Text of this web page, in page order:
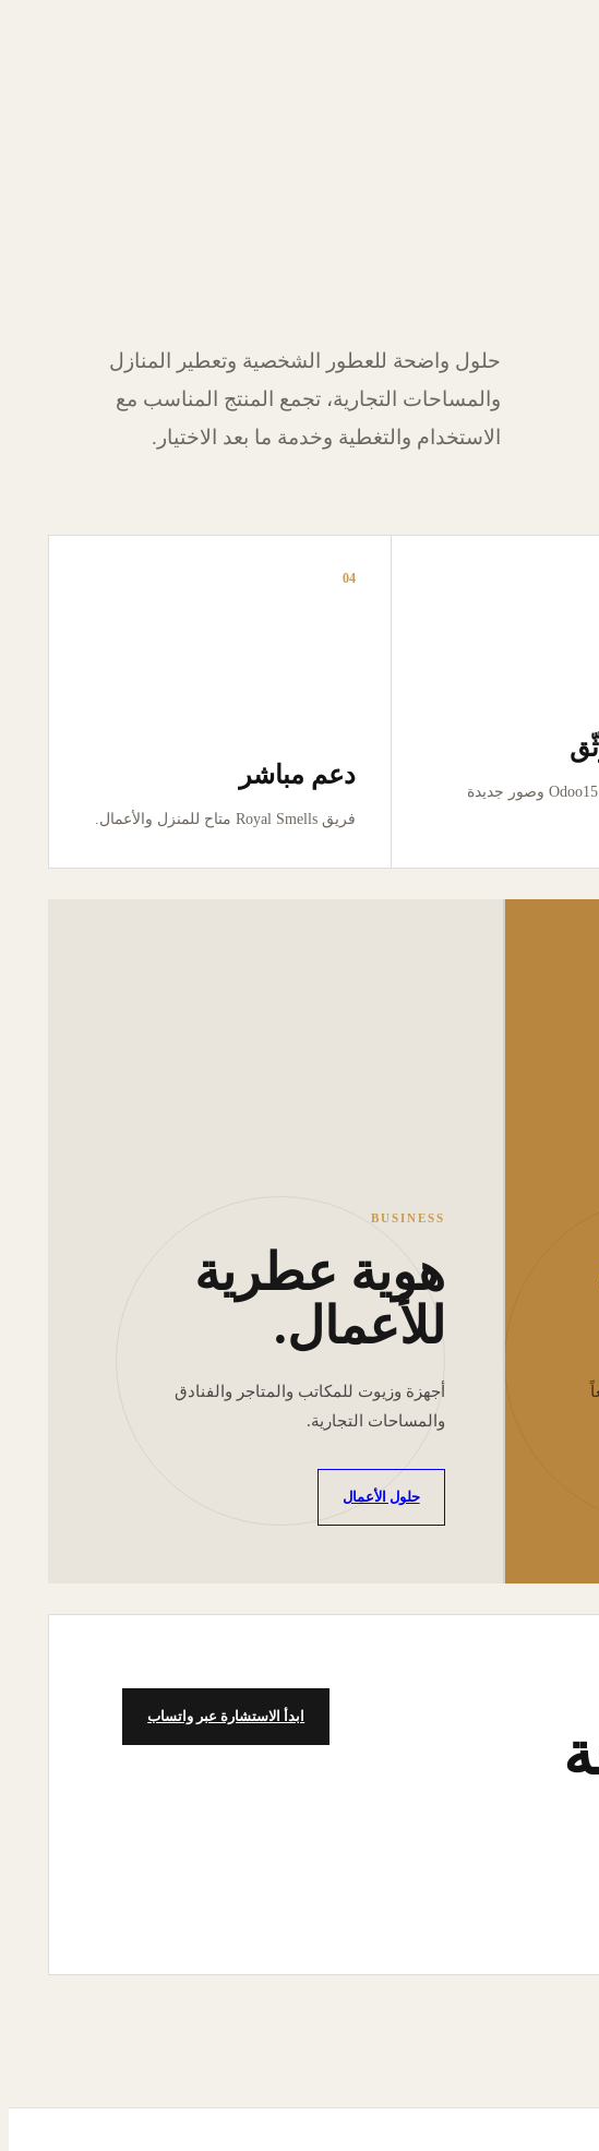
حلول واضحة للعطور الشخصية وتعطير المنازل
والمساحات التجارية، تجمع المنتج المناسب مع
الاستخدام والتغطية وخدمة ما بعد الاختيار.
هوية وسعر من Odoo15 وصور جديدة
04
دعم مباشر
فريق Royal Smells متاح للمنزل والأعمال.
BUSINESS
هوية عطرية
للأعمال.
أجهزة وزيوت للمكاتب والمتاجر والفنادق
والمساحات التجارية.
حلول الأعمال
ابدأ الاستشارة عبر واتساب